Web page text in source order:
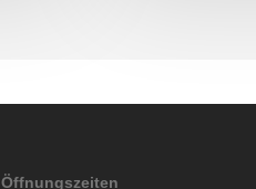
Öffnungszeiten